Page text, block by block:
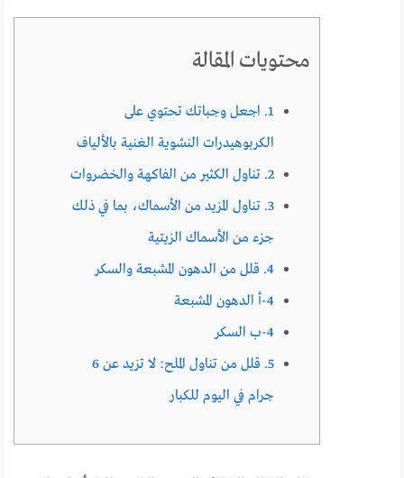
محتويات المقالة
1. اجعل وجباتك تحتوي على
الكربوهيدرات النشوية الغنية بالألياف
2. تناول الكثير من الفاكهة والخضروات
3. تناول المزيد من الأسماك، بما في ذلك
جزء من الأسماك الزيتية
4. قلل من الدهون المشبعة والسكر
4-أ الدهون المشبعة
4-ب السكر
5. قلل من تناول الملح: لا تزيد عن 6
جرام في اليوم للكبار